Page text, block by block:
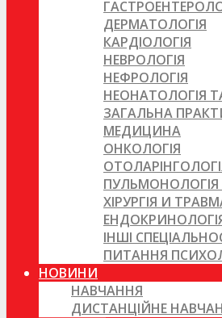
ДЕРМАТОЛОГІЯ
КАРДІОЛОГІЯ
НЕВРОЛОГІЯ
НЕФРОЛОГІЯ
НЕОНАТОЛОГІЯ
ЗАГАЛЬНА
МЕДИЦИНА
ОНКОЛОГІЯ
ПУЛЬМОНОЛОГІЯ
ХІРУРГІЯ И
ІНШІ
ПИТАННЯ
НОВИНИ
НАВЧАННЯ
ДИСТАНЦІЙНЕ